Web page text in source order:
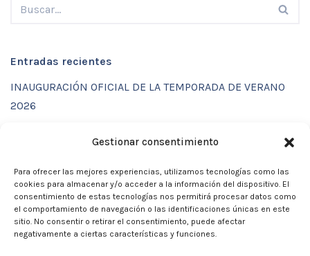
Gestionar consentimiento
Para ofrecer las mejores experiencias, utilizamos tecnologías como las
cookies para almacenar y/o acceder a la información del dispositivo. El
consentimiento de estas tecnologías nos permitirá procesar datos como
el comportamiento de navegación o las identificaciones únicas en este
sitio. No consentir o retirar el consentimiento, puede afectar
negativamente a ciertas características y funciones.
Entradas recientes
INAUGURACIÓN OFICIAL DE LA TEMPORADA DE VERANO
2026
CALENDARIO DE ACTIVIDADES VERANO 2026 – CLUB
MARTIA 86
ACTIVIDADES DE VERANO 2026